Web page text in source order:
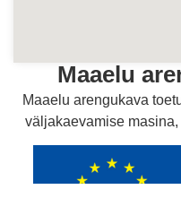
Maaelu
Maaelu arengukava
väljakaevamise